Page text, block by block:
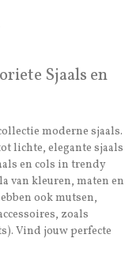
Sjaals en
moderne sjaals.
lichte, elegante sjaals
en cols in trendy
van kleuren, maten en
ook mutsen,
zoals
Vind jouw perfecte